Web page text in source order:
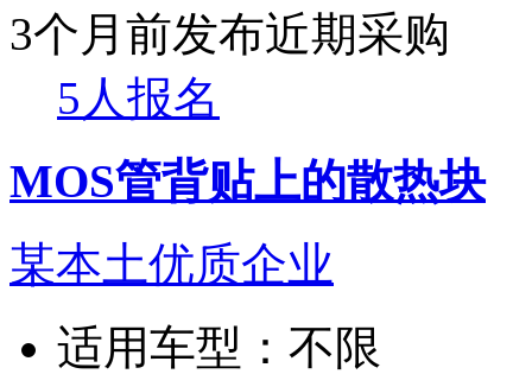
3个月前发布近期采购
5人报名
MOS管背贴上的散热块
某本土优质企业
适用车型： 不限